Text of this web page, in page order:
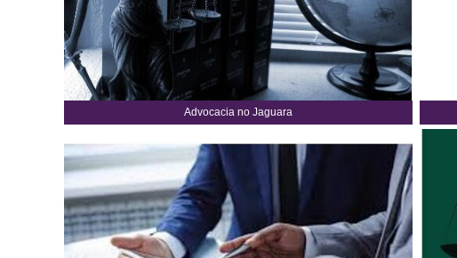
Advocacia no Jaguara